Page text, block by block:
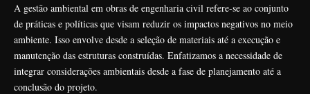
A gestão ambiental em obras de engenharia civil refere-se ao conjunto
de práticas e políticas que visam reduzir os impactos negativos no meio
ambiente. Isso envolve desde a seleção de materiais até a execução e
manutenção das estruturas construídas. Enfatizamos a necessidade de
integrar considerações ambientais desde a fase de planejamento até a
conclusão do projeto.